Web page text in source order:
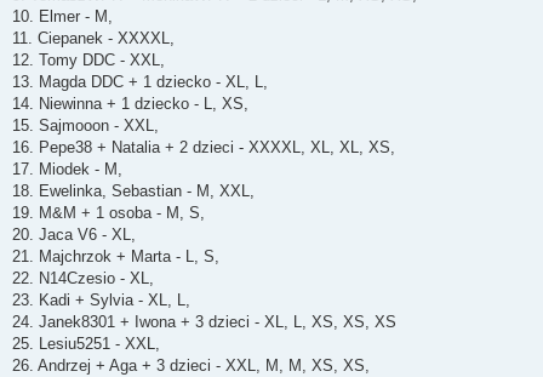
10. Elmer - M,
11. Ciepanek - XXXXL,
12. Tomy DDC - XXL,
13. Magda DDC + 1 dziecko - XL, L,
14. Niewinna + 1 dziecko - L, XS,
15. Sajmooon - XXL,
16. Pepe38 + Natalia + 2 dzieci - XXXXL, XL, XL, XS,
17. Miodek - M,
18. Ewelinka, Sebastian - M, XXL,
19. M&M + 1 osoba - M, S,
20. Jaca V6 - XL,
21. Majchrzok + Marta - L, S,
22. N14Czesio - XL,
23. Kadi + Sylvia - XL, L,
24. Janek8301 + Iwona + 3 dzieci - XL, L, XS, XS, XS
25. Lesiu5251 - XXL,
26. Andrzej + Aga + 3 dzieci - XXL, M, M, XS, XS,